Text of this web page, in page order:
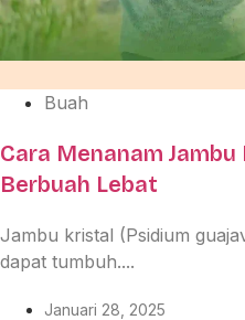
Buah
Cara Menanam
Berbuah Lebat
Jambu kristal (Psidium
dapat tumbuh....
Januari 28, 2025